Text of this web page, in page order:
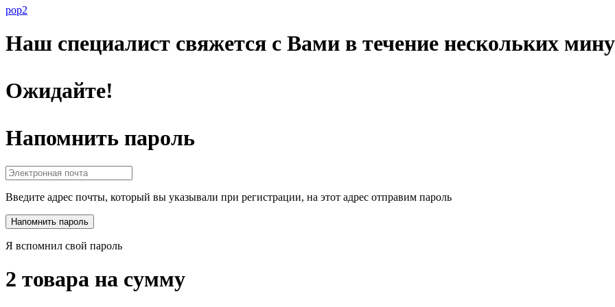
pop2
Наш специалист свяжется с Вами в течение нескольких
Ожидайте!
Напомнить пароль
Введите адрес почты, который вы указывали при регистрации, на этот адрес отправим пароль
Я вспомнил свой пароль
2 товара на сумму